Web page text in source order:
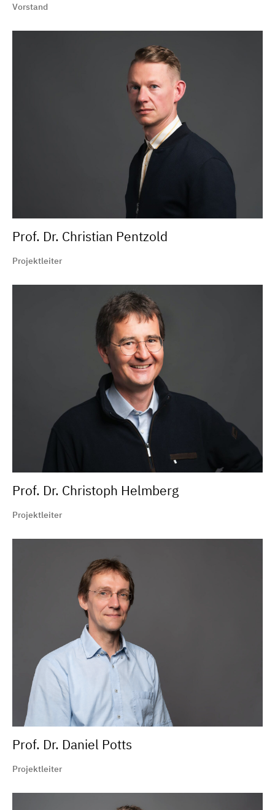
Vorstand
Prof. Dr. Christian Pentzold
Projektleiter
Prof. Dr. Christoph Helmberg
Projektleiter
Prof. Dr. Daniel Potts
Projektleiter